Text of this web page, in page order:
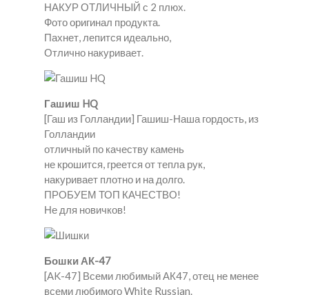
НАКУР ОТЛИЧНЫЙ с 2 плюх.
Фото оригинал продукта.
Пахнет, лепится идеально,
Отлично накуривает.
Гашиш HQ
[Гаш из Голландии] Гашиш-Наша гордость, из
Голландии
отличный по качеству камень
не крошится, греется от тепла рук,
накуривает плотно и на долго.
ПРОБУЕМ ТОП КАЧЕСТВО!
Не для новичков!
Бошки АК-47
[AK-47] Всеми любимый АК47, отец не менее
всеми любимого White Russian.